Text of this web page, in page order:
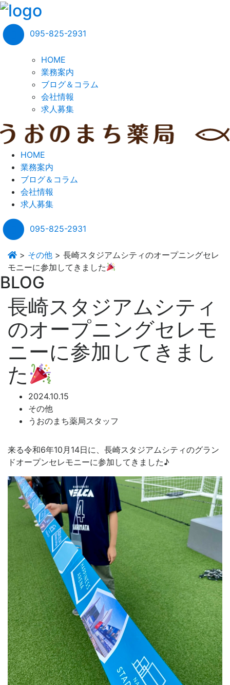
095-825-2931
HOME
業務案内
ブログ＆コラム
会社情報
求人募集
HOME
業務案内
ブログ＆コラム
会社情報
求人募集
095-825-2931
> その他 > 長崎スタジアムシティのオープニングセレ
モニーに参加してきました
BLOG
長崎スタジアムシティ
のオープニングセレモ
ニーに参加してきまし
た
2024.10.15
その他
うおのまち薬局スタッフ
来る令和6年10月14日に、長崎スタジアムシティのグラン
ドオープンセレモニーに参加してきました♪